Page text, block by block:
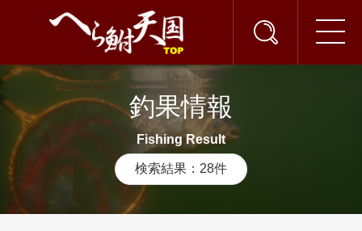
釣果情報
Fishing Result
検索結果：28件